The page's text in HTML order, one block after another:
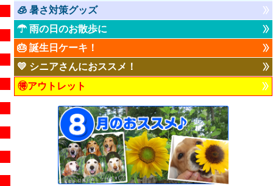
🧊 暑さ対策グッズ
☂ 雨の日のお散歩に
🎂 誕生日ケーキ！
💛 シニアさんにおススメ！
🉐アウトレット